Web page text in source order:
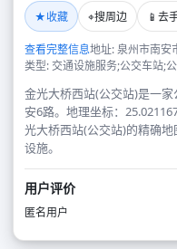
★收藏 ⌖搜周边 📱 去
查看完整信息地址: 泉州市南安
类型: 交通设施服务;公交车站;
金光大桥西站(公交站)是一
安6路。地理坐标：
光大桥西站(公交站)的精确
设施。
用户评价
匿名用户